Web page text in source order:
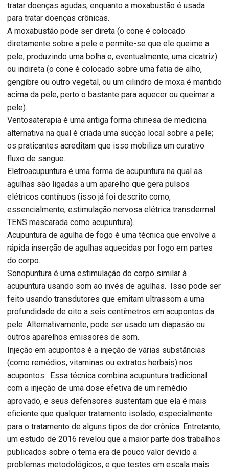
tratar doenças agudas, enquanto a moxabustão é usada
para tratar doenças crônicas.
A moxabustão pode ser direta (o cone é colocado
diretamente sobre a pele e permite-se que ele queime a
pele, produzindo uma bolha e, eventualmente, uma cicatriz)
ou indireta (o cone é colocado sobre uma fatia de alho,
gengibre ou outro vegetal, ou um cilindro de moxa é mantido
acima da pele, perto o bastante para aquecer ou queimar a
pele).
Ventosaterapia é uma antiga forma chinesa de medicina
alternativa na qual é criada uma sucção local sobre a pele;
os praticantes acreditam que isso mobiliza um curativo
fluxo de sangue.
Eletroacupuntura é uma forma de acupuntura na qual as
agulhas são ligadas a um aparelho que gera pulsos
elétricos contínuos (isso já foi descrito como,
essencialmente, estimulação nervosa elétrica transdermal
TENS mascarada como acupuntura).
Acupuntura de agulha de fogo é uma técnica que envolve a
rápida inserção de agulhas aquecidas por fogo em partes
do corpo.
Sonopuntura é uma estimulação do corpo similar à
acupuntura usando som ao invés de agulhas. Isso pode ser
feito usando transdutores que emitam ultrassom a uma
profundidade de oito a seis centímetros em acupontos da
pele. Alternativamente, pode ser usado um diapasão ou
outros aparelhos emissores de som.
Injeção em acupontos é a injeção de várias substâncias
(como remédios, vitaminas ou extratos herbais) nos
acupontos. Essa técnica combina acupuntura tradicional
com a injeção de uma dose efetiva de um remédio
aprovado, e seus defensores sustentam que ela é mais
eficiente que qualquer tratamento isolado, especialmente
para o tratamento de alguns tipos de dor crônica. Entretanto,
um estudo de 2016 revelou que a maior parte dos trabalhos
publicados sobre o tema era de pouco valor devido a
problemas metodológicos, e que testes em escala mais